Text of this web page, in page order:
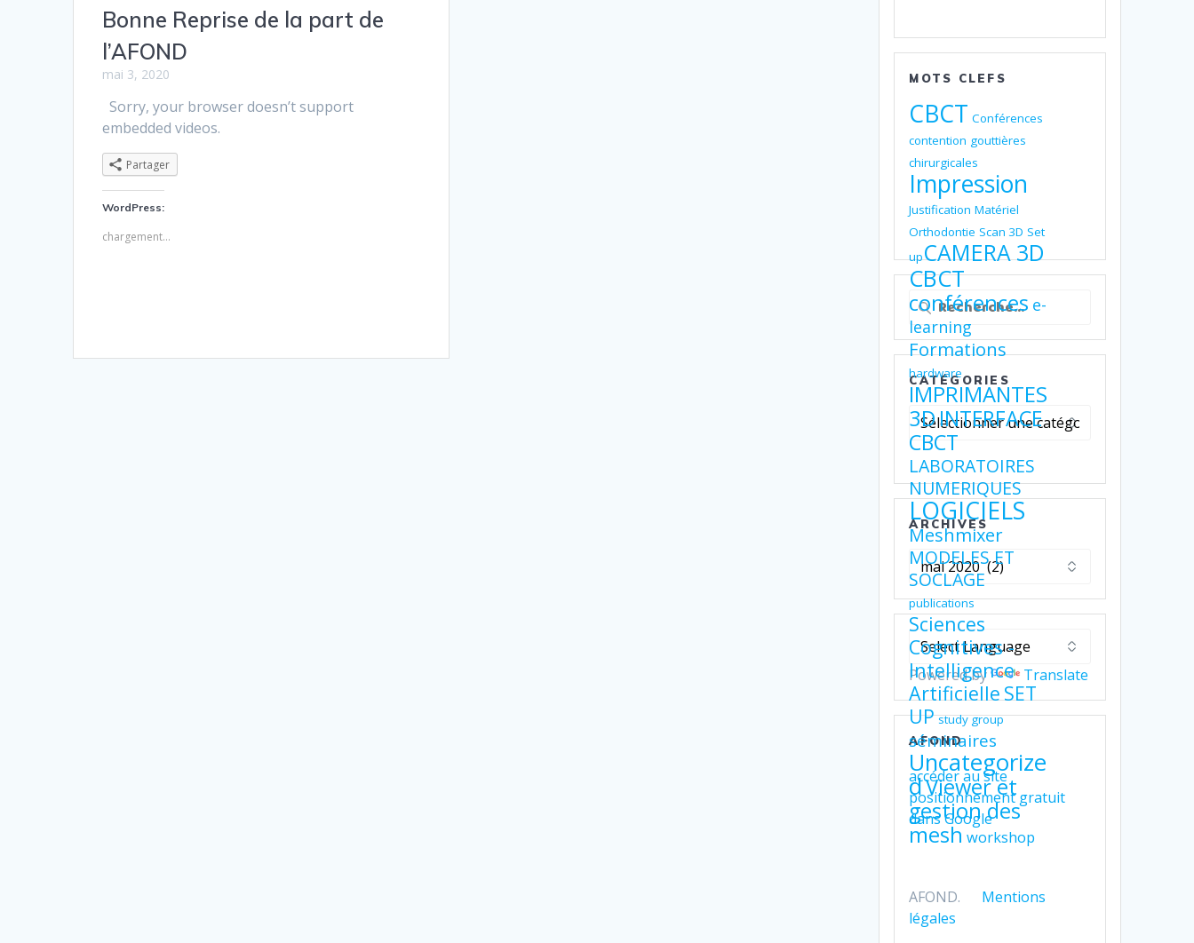
Bonne Reprise de la part de
l’AFOND
mai 3, 2020
Sorry, your browser doesn’t support
embedded videos.
Partager
WordPress:
chargement…
MOTS CLEFS
CBCT Conférences
contention gouttières
chirurgicales
Impression
Justification Matériel
Orthodontie Scan 3D Set
upCAMERA 3D
CBCT
conférences e-
learning
Formations
hardware
IMPRIMANTES
3DINTERFACE
CBCT
LABORATOIRES
NUMERIQUES
LOGICIELS
Meshmixer
MODELES ET
SOCLAGE
publications
Sciences
Cognitives -
Intelligence
ArtificielleSET
UP study group
séminaires
Uncategorize
dViewer et
gestion des
mesh workshop
Recherche
pour
:
CATÉGORIES
Catégories
ARCHIVES
Archives
Powered by Translate
AFOND
accéder au site
positionnement gratuit
dans Google
AFOND. Mentions
légales